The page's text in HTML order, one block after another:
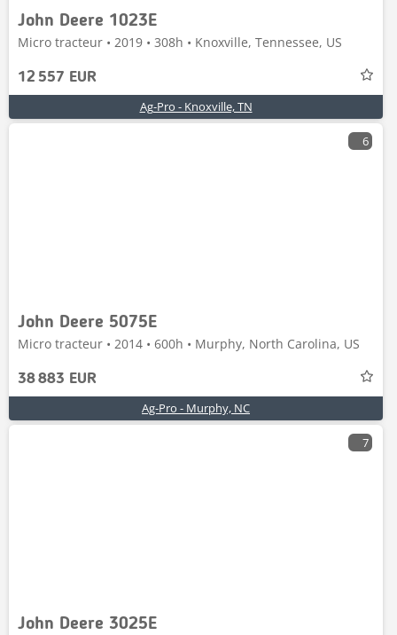
John Deere 1023E
Micro tracteur • 2019 • 308h • Knoxville, Tennessee, US
12 557 EUR
Ag-Pro - Knoxville, TN
6
John Deere 5075E
Micro tracteur • 2014 • 600h • Murphy, North Carolina, US
38 883 EUR
Ag-Pro - Murphy, NC
7
John Deere 3025E